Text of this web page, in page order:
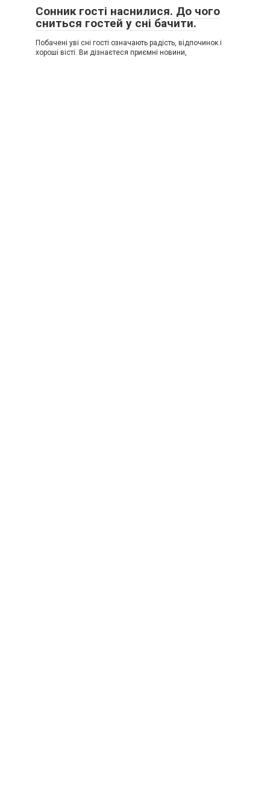
Сонник гості наснилися. До чого
сниться гостей у сні бачити.
Побачені уві сні гості означають радість, відпочинок і
хороші вісті. Ви дізнаєтеся приємні новини,